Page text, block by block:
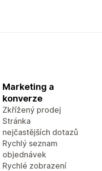
Marketing a
konverze
Zkřížený prodej
Stránka
nejčastějších dotazů
Rychlý seznam
objednávek
Rychlé zobrazení